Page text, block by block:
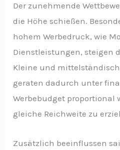
Der zunehmende
die Höhe schießen.
hohem Werbedruck, wie
Dienstleistungen, steigen
Kleine und
geraten dadurch unter
Werbebudget proportional
gleiche Reichweite zu
Zusätzlich beeinflussen